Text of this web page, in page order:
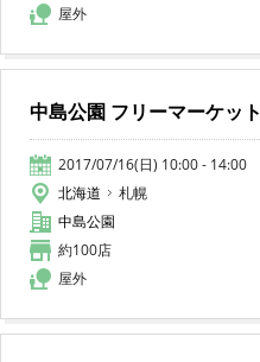
屋外
中島公園 フリーマーケット
2017/07/16(日) 10:00 - 14:00
北海道
札幌
中島公園
約100店
屋外